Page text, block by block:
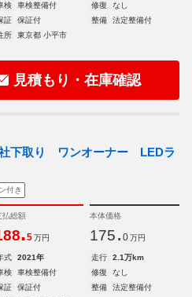
検
車検整備付 修復
なし
証
保証付 整備
法定整備付
所
東京都 小平市
見積もり・在庫確認
社下取り ワンオーナー LEDラ
付き
払総額
.5 万円
本体価格
175. 0 万円
式 2021年 走行
2.1万km
検
車検整備付 修復
なし
証
保証付 整備
法定整備付